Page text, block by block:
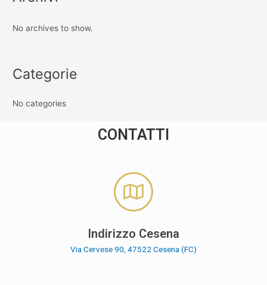
No archives to show.
Categorie
No categories
CONTATTI
Indirizzo Cesena
Via Cervese 90, 47522 Cesena (FC)